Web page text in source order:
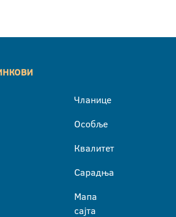
Чланице
Особље
Квалитет
Сарадња
Мапа
сајта